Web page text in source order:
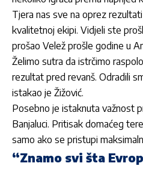
Tjera nas sve na oprez
kvalitetnoj ekipi. Vidjeli ste
prošao Velež prošle godine u
Želimo sutra da istrčimo
rezultat pred revanš. Odradili
istakao je Žižović.
Posebno je istaknuta važnost
Banjaluci. Pritisak domaćeg
samo ako se pristupi
“Znamo svi šta